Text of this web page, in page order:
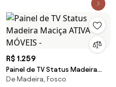
R$ 1.259
Painel de TV Status Madeira
Maciça ATIVA MÓVEIS -
De Madeira, Fosco